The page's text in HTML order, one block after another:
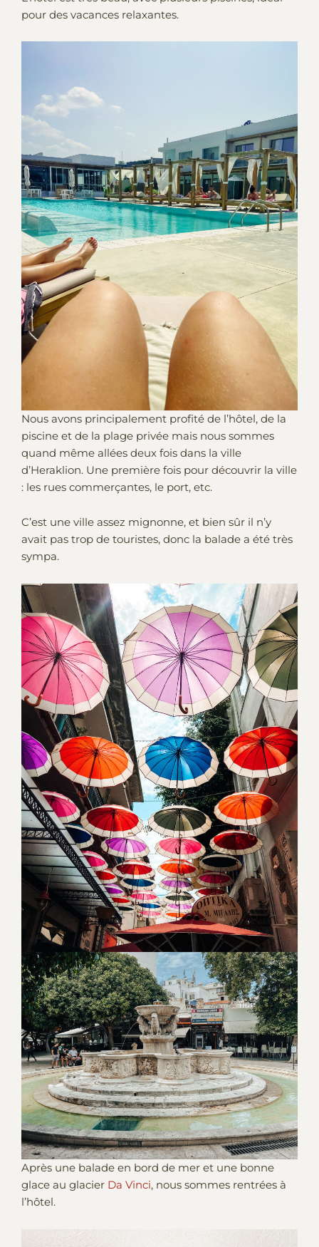
pour des vacances relaxantes.
Nous avons principalement profité de l’hôtel, de la
piscine et de la plage privée mais nous sommes
quand même allées deux fois dans la ville
d’Heraklion. Une première fois pour découvrir la ville
: les rues commerçantes, le port, etc.
C’est une ville assez mignonne, et bien sûr il n’y
avait pas trop de touristes, donc la balade a été très
sympa.
Après une balade en bord de mer et une bonne
glace au glacier Da Vinci, nous sommes rentrées à
l’hôtel.